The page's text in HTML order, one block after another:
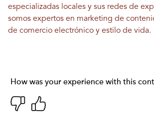
especializadas locales y sus redes de
somos expertos en marketing de
de comercio electrónico y estilo de vida.